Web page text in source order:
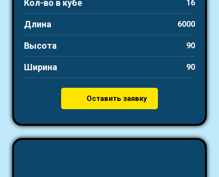
Кол-во в кубе 16
Длина 6000
Высота 90
Ширина 90
Оставить заявку